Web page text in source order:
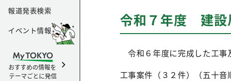
報道発表検索
イベント情報
おすすめの情報を
テーマごとに発信
令和７年度 建設
令和６年度に完成した工事
工事案件（３２件）（五十音